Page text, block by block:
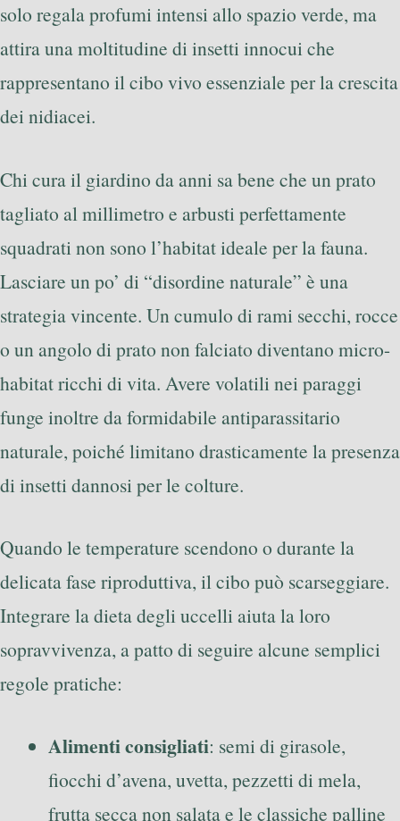
solo regala profumi intensi allo spazio verde, ma
attira una moltitudine di insetti innocui che
rappresentano il cibo vivo essenziale per la crescita
dei nidiacei.
Chi cura il giardino da anni sa bene che un prato
tagliato al millimetro e arbusti perfettamente
squadrati non sono l’habitat ideale per la fauna.
Lasciare un po’ di “disordine naturale” è una
strategia vincente. Un cumulo di rami secchi, rocce
o un angolo di prato non falciato diventano micro-
habitat ricchi di vita. Avere volatili nei paraggi
funge inoltre da formidabile antiparassitario
naturale, poiché limitano drasticamente la presenza
di insetti dannosi per le colture.
Quando le temperature scendono o durante la
delicata fase riproduttiva, il cibo può scarseggiare.
Integrare la dieta degli uccelli aiuta la loro
sopravvivenza, a patto di seguire alcune semplici
regole pratiche:
Alimenti consigliati: semi di girasole,
fiocchi d’avena, uvetta, pezzetti di mela,
frutta secca non salata e le classiche palline